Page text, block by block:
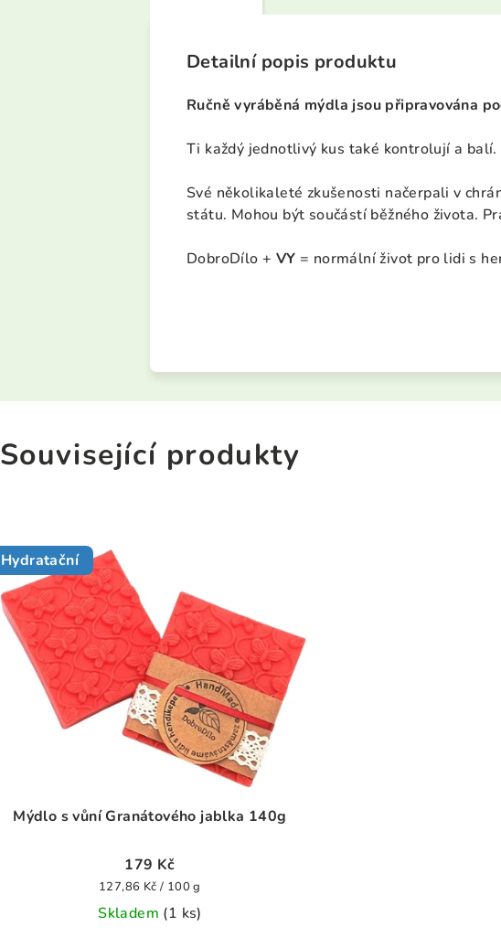
Detailní popis produktu
Ručně vyráběná mýdla jsou připravována
Ti každý jednotlivý kus také kontrolují a balí.
Své několikaleté zkušenosti načerpali v
státu. Mohou být součástí běžného života.
DobroDílo + VY = normální život pro lidi s
Související produkty
Hydratační
Mýdlo s vůní Granátového jablka 140g
179 Kč
Měrná
cena:
127,86 Kč / 100 g
Skladem (1 ks)